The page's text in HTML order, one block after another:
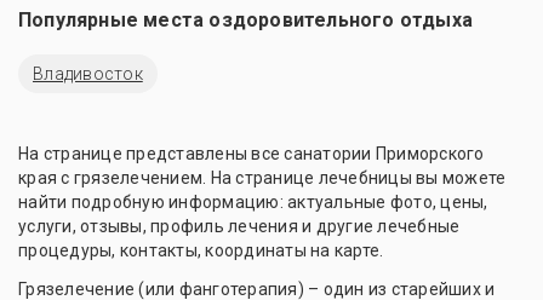
Популярные места оздоровительного отдыха
Владивосток
На странице представлены все санатории Приморского
края с грязелечением. На странице лечебницы вы можете
найти подробную информацию: актуальные фото, цены,
услуги, отзывы, профиль лечения и другие лечебные
процедуры, контакты, координаты на карте.
Грязелечение (или фанготерапия) – один из старейших и